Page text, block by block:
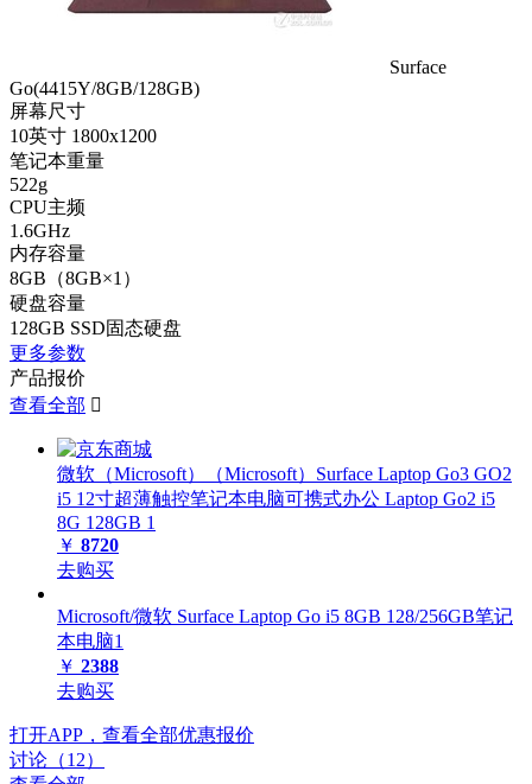
Surface
Go(4415Y/8GB/128GB)
屏幕尺寸
10英寸 1800x1200
笔记本重量
522g
CPU主频
1.6GHz
内存容量
8GB（8GB×1）
硬盘容量
128GB SSD固态硬盘
更多参数
产品报价
查看全部 
微软（Microsoft）（Microsoft）Surface Laptop Go3 GO2
i5 12寸超薄触控笔记本电脑可携式办公 Laptop Go2 i5
8G 128GB 1
￥ 8720
去购买
Microsoft/微软 Surface Laptop Go i5 8GB 128/256GB笔记
本电脑1
￥ 2388
去购买
打开APP，查看全部优惠报价
讨论（12）